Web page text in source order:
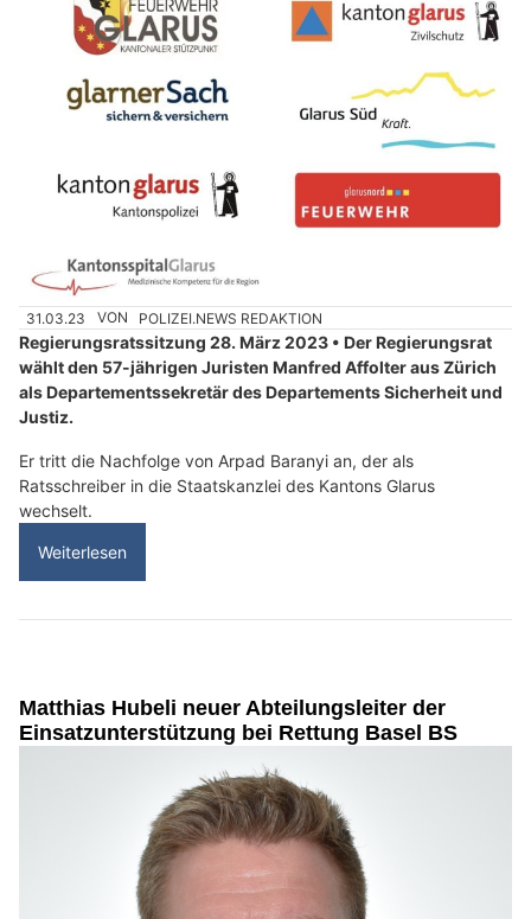
31.03.23 VON POLIZEI.NEWS REDAKTION
Regierungsratssitzung 28. März 2023 • Der Regierungsrat
wählt den 57-jährigen Juristen Manfred Affolter aus Zürich
als Departementssekretär des Departements Sicherheit und
Justiz.
Er tritt die Nachfolge von Arpad Baranyi an, der als
Ratsschreiber in die Staatskanzlei des Kantons Glarus
wechselt.
Weiterlesen
Matthias Hubeli neuer Abteilungsleiter der
Einsatzunterstützung bei Rettung Basel BS